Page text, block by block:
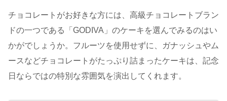
チョコレートがお好きな方には、高級チョコレートブラン
ドの一つである「GODIVA」のケーキを選んでみるのはい
かがでしょうか。フルーツを使用せずに、ガナッシュやム
ースなどチョコレートがたっぷり詰まったケーキは、記念
日ならではの特別な雰囲気を演出してくれます。